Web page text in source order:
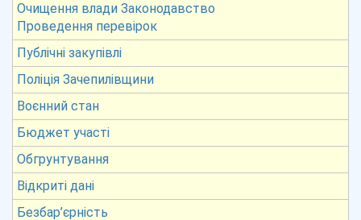
Очищення влади Законодавство
Проведення перевірок
Публічні закупівлі
Поліція Зачепилівщини
Воєнний стан
Бюджет участі
Обгрунтування
Відкриті дані
Безбар’єрність